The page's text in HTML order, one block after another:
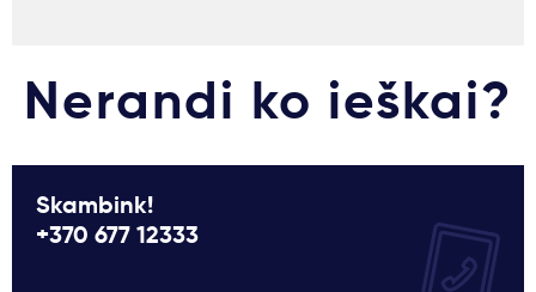
Nerandi ko ieškai?
Skambink!
+370 677 12333